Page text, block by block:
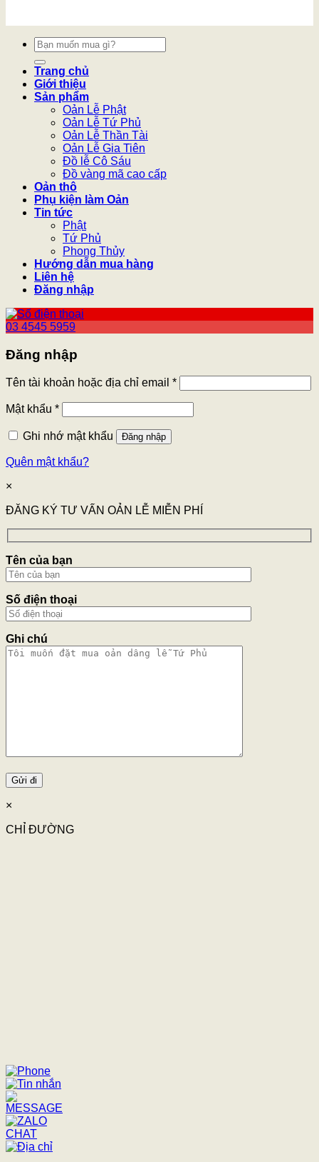
Tìm
kiếm:
Trang chủ
Giới thiệu
Sản phẩm
Oản Lễ Phật
Oản Lễ Tứ Phủ
Oản Lễ Thần Tài
Oản Lễ Gia Tiên
Đồ lễ Cô Sáu
Đồ vàng mã cao cấp
Oản thô
Phụ kiện làm Oản
Tin tức
Phật
Tứ Phủ
Phong Thủy
Hướng dẫn mua hàng
Liên hệ
Đăng nhập
03 4545 5959
Đăng nhập
Tên tài khoản hoặc địa chỉ email *
Mật khẩu *
Ghi nhớ mật khẩu Đăng nhập
Quên mật khẩu?
×
ĐĂNG KÝ TƯ VẤN OẢN LỄ MIỄN PHÍ
Tên của bạn
Số điện thoại
Ghi chú
×
CHỈ ĐƯỜNG